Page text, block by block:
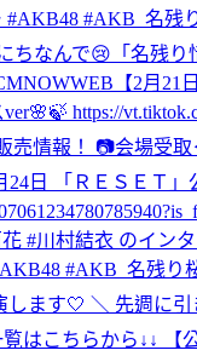
#AKB_名
ちなんで😢「名残
【2月
https://
情報！ 📷会場受
24日 「ＲＥＳＥＴ」
#川村結衣 のイン
#AKB_名残
ます🤍 ＼ 先週に
こちらから↓↓ 【